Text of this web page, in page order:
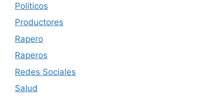
Políticos
Productores
Rapero
Raperos
Redes Sociales
Salud